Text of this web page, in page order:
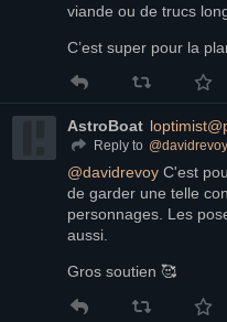
viande ou de trucs
C’est super pour la
AstroBoat
Reply to @davidrevoy
@davidrevoy C'est
de garder une telle
personnages. Les
aussi.
Gros soutien 🥰